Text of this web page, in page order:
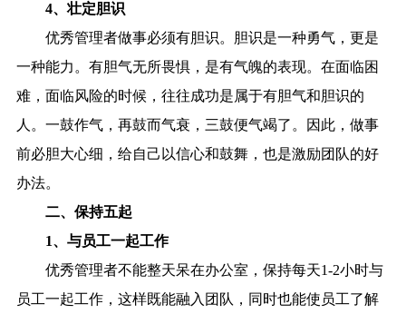
4、壮定胆识
优秀管理者做事必须有胆识。胆识是一种勇气，更是
一种能力。有胆气无所畏惧，是有气魄的表现。在面临困
难，面临风险的时候，往往成功是属于有胆气和胆识的
人。一鼓作气，再鼓而气衰，三鼓便气竭了。因此，做事
前必胆大心细，给自己以信心和鼓舞，也是激励团队的好
办法。
二、保持五起
1、与员工一起工作
优秀管理者不能整天呆在办公室，保持每天1-2小时与
员工一起工作，这样既能融入团队，同时也能使员工了解